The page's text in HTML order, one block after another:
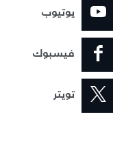
يوتيوب
فيسبوك
تويتر